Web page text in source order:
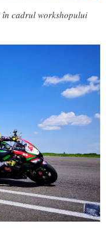
cadrul workshopului